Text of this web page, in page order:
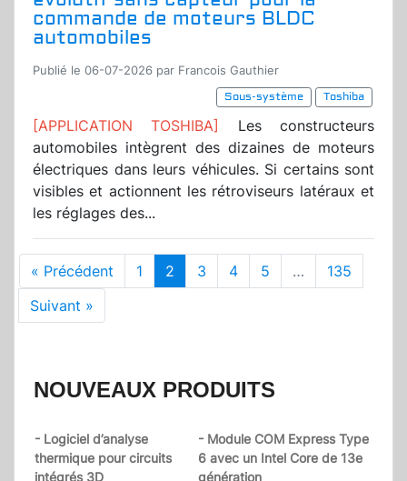
commande de moteurs BLDC
automobiles
Publié le 06-07-2026 par Francois Gauthier
Sous-système
Toshiba
[APPLICATION TOSHIBA]
Les constructeurs
automobiles intègrent des dizaines de moteurs
électriques dans leurs véhicules. Si certains sont
visibles et actionnent les rétroviseurs latéraux et
les réglages des...
« Précédent 1 2 3 4 5 …
135
Suivant »
NOUVEAUX PRODUITS
- Logiciel d’analyse
thermique pour circuits
intégrés 3D
- Module COM Express Type
6 avec un Intel Core de 13e
génération